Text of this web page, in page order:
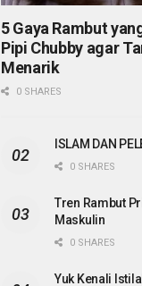
5 Gaya Rambut
Pipi Chubby agar
Menarik
0 SHARES
ISLAM DAN
0 SHARES
Tren Rambut
Maskulin
0 SHARES
Yuk Kenali